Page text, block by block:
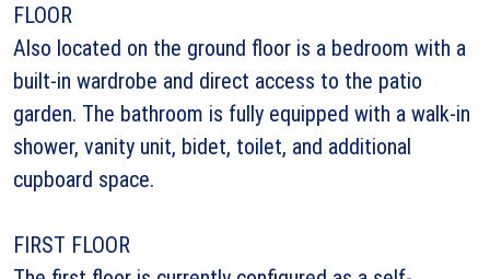
FLOOR
Also located on the ground floor is a bedroom with a
built-in wardrobe and direct access to the patio
garden. The bathroom is fully equipped with a walk-in
shower, vanity unit, bidet, toilet, and additional
cupboard space.
FIRST FLOOR